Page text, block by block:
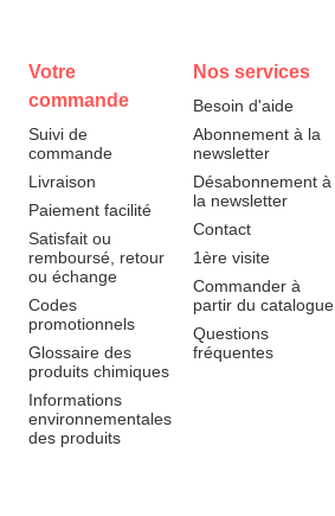
Votre
commande
Suivi de
commande
Livraison
Paiement facilité
Satisfait ou
remboursé, retour
ou échange
Codes
promotionnels
Glossaire des
produits chimiques
Informations
environnementales
des produits
Nos services
Besoin d'aide
Abonnement à la
newsletter
Désabonnement à
la newsletter
Contact
1ère visite
Commander à
partir du catalogue
Questions
fréquentes